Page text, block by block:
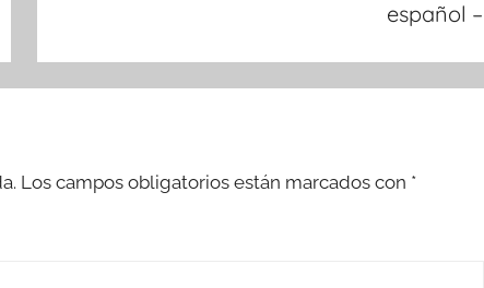
español –
Los campos obligatorios están marcados con *